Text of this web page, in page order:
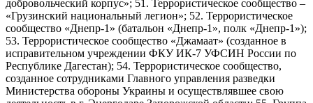
добровольческий корпус»; 51. Террористическое сообщество –
«Грузинский национальный легион»; 52. Террористическое
сообщество «Днепр-1» (батальон «Днепр-1», полк «Днепр-1»);
53. Террористическое сообщество «Джамаат» (созданное в
исправительном учреждении ФКУ ИК-7 УФСИН России по
Республике Дагестан); 54. Террористическое сообщество,
созданное сотрудниками Главного управления разведки
Министерства обороны Украины и осуществлявшее свою